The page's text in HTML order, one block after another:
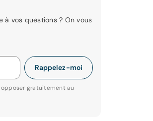
à vos questions ? On vous
Rappelez-moi
gratuitement au